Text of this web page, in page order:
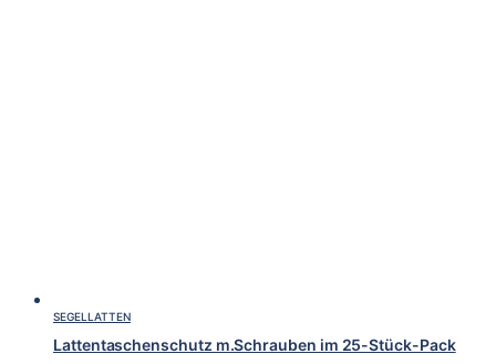
SEGELLATTEN
Lattentaschenschutz m.Schrauben im 25-Stück-Pack